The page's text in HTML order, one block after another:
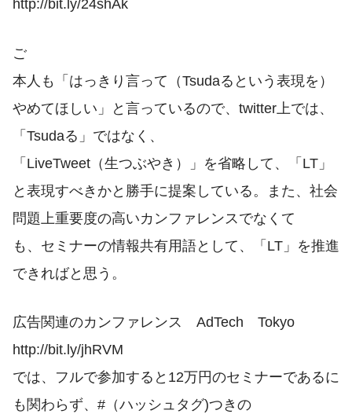
http://bit.ly/24shAk
ご
本人も「はっきり言って（Tsudaるという表現を）
やめてほしい」と言っているので、twitter上では、
「Tsudaる」ではなく、
「LiveTweet（生つぶやき）」を省略して、「LT」
と表現すべきかと勝手に提案している。また、社会
問題上重要度の高いカンファレンスでなくて
も、セミナーの情報共有用語として、「LT」を推進
できればと思う。
広告関連のカンファレンス AdTech Tokyo
http://bit.ly/jhRVM
では、フルで参加すると12万円のセミナーであるに
も関わらず、#（ハッシュタグ)つきの